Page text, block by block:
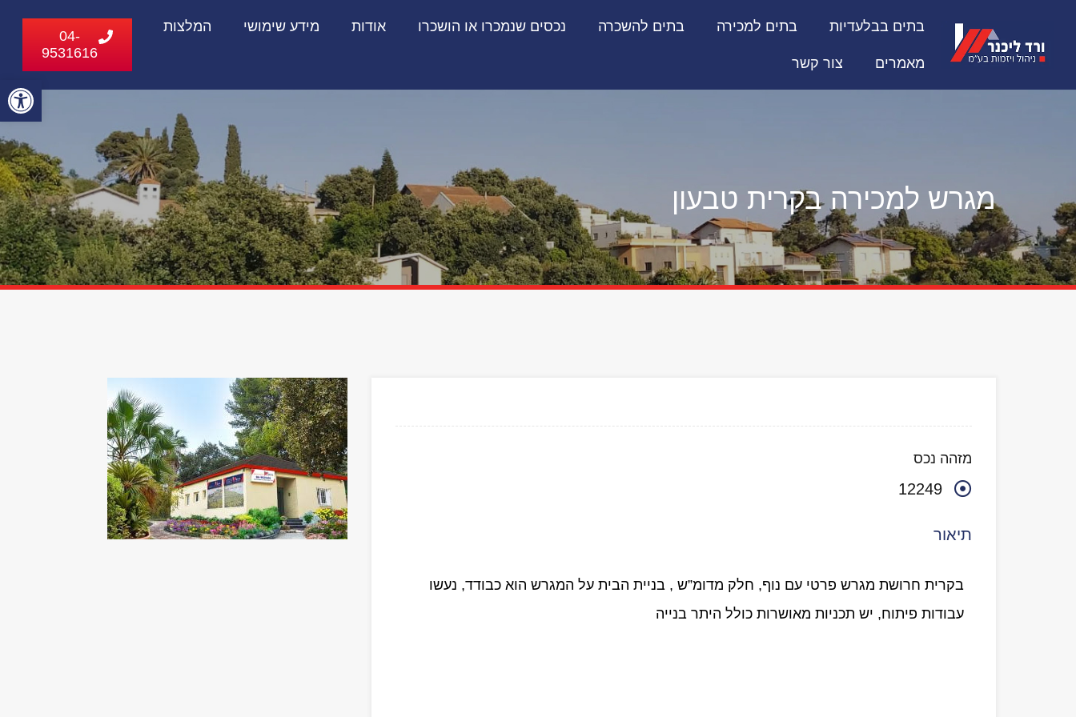
בתים בבלעדיות בתים למכירה בתים להשכרה נכסים שנמכרו או הושכרו אודות מידע שימושי המלצות
מאמרים צור קשר
04-
9531616
מגרש למכירה בקרית טבעון
מזהה נכס
12249
תיאור
בקרית חרושת מגרש פרטי עם נוף, חלק מדומ”ש , בניית הבית על המגרש הוא כבודד, נעשו
עבודות פיתוח, יש תכניות מאושרות כולל היתר בנייה